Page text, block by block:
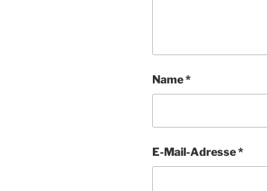
Name*
E-Mail-Adresse*